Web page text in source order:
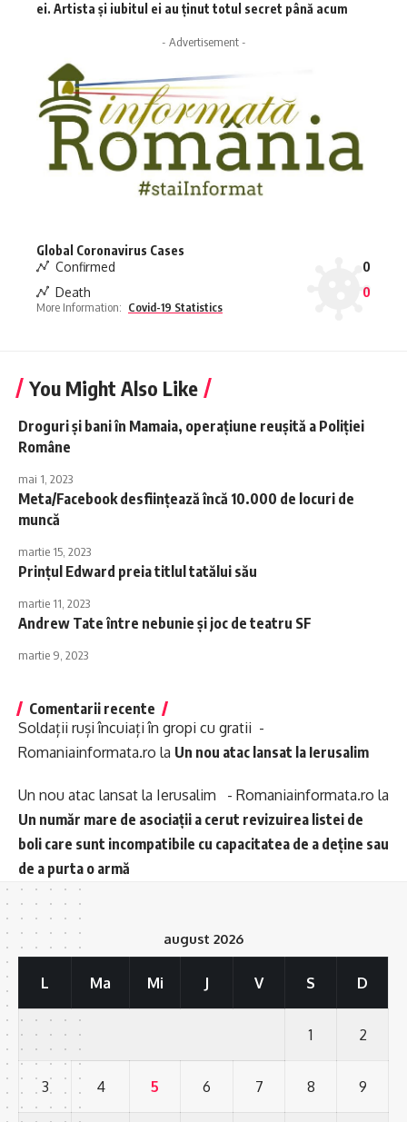
ei. Artista și iubitul ei au ținut totul secret până acum
- Advertisement -
Global Coronavirus Cases
Confirmed
0
Death
0
More Information: Covid-19 Statistics
You Might Also Like
Droguri și bani în Mamaia, operațiune reușită a Poliției
Române
mai 1, 2023
Meta/Facebook desființează încă 10.000 de locuri de
muncă
martie 15, 2023
Prinţul Edward preia titlul tatălui său
martie 11, 2023
Andrew Tate între nebunie și joc de teatru SF
martie 9, 2023
Comentarii recente
Soldații ruși încuiați în gropi cu gratii -
Romaniainformata.ro la Un nou atac lansat la Ierusalim
Un nou atac lansat la Ierusalim - Romaniainformata.ro la
Un număr mare de asociații a cerut revizuirea listei de
boli care sunt incompatibile cu capacitatea de a deține sau
de a purta o armă
august 2026
L Ma Mi J V S D
1 2
3 4 5 6 7 8 9